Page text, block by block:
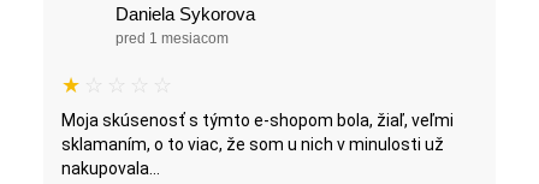
Daniela Sykorova
pred 1 mesiacom
★ ☆ ☆ ☆ ☆
Moja skúsenosť s týmto e-shopom bola, žiaľ, veľmi
sklamaním, o to viac, že som u nich v minulosti už
nakupovala...